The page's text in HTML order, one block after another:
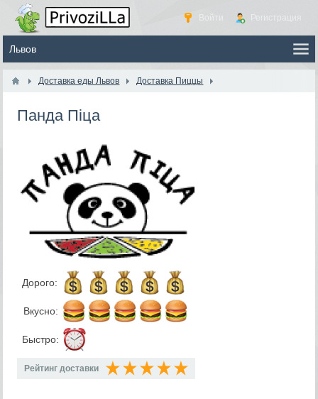
Войти Регистрация
Доставка еды Львов Доставка Пиццы
Панда Піца
Дорого:
Вкусно:
Быстро:
Рейтинг доставки